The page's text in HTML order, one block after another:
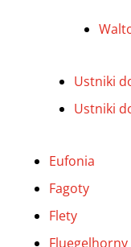
Ustniki
Ustniki
Eufonia
Fagoty
Flety
Fluegelhorny